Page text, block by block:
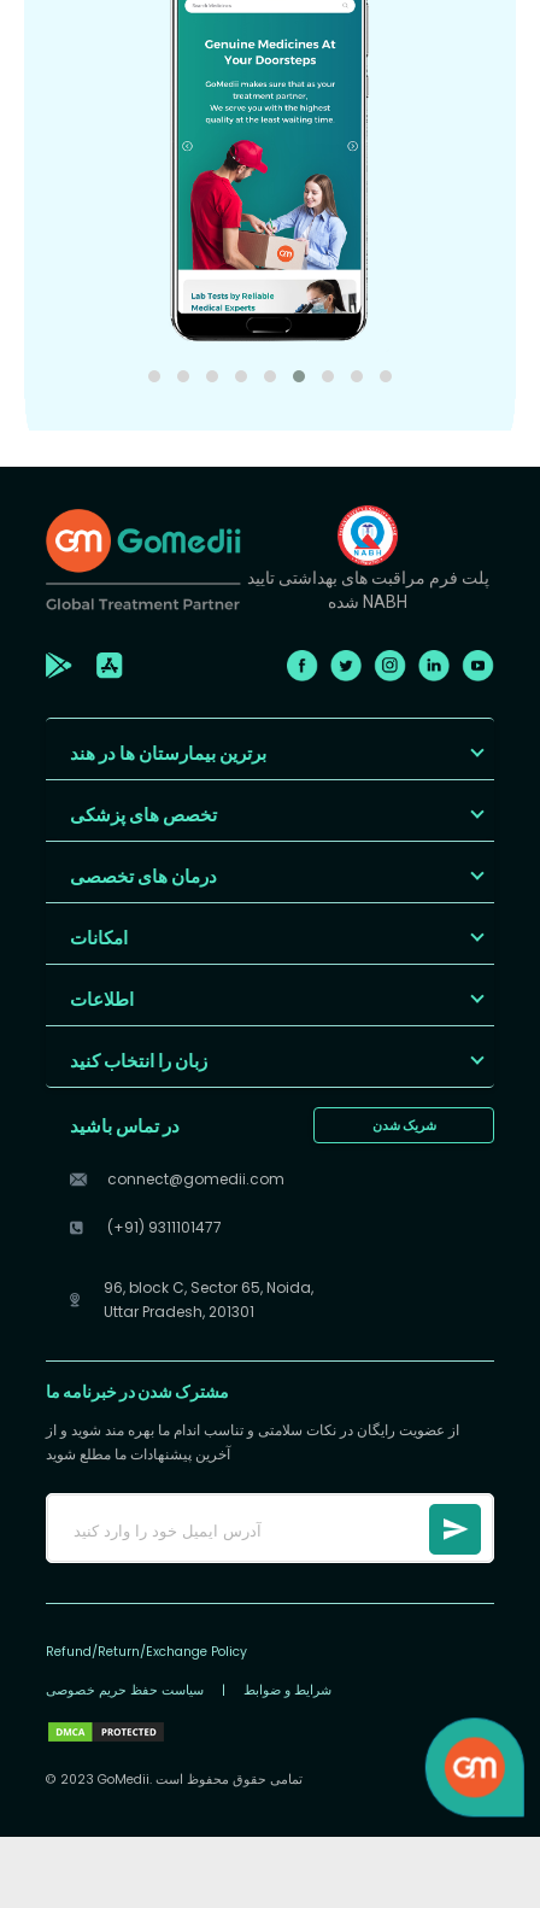
پلت فرم مراقبت های بهداشتی تایید
شده NABH
برترین بیمارستان ها در هند
تخصص های پزشکی
درمان های تخصصی
امکانات
اطلاعات
زبان را انتخاب کنید
شریک شدن در تماس باشید
connect@gomedii.com
(+91) 9311101477
96, block C, Sector 65, Noida,
Uttar Pradesh, 201301
مشترک شدن در خبرنامه ما
از عضویت رایگان در نکات سلامتی و تناسب اندام ما بهره مند شوید و از
آخرین پیشنهادات ما مطلع شوید
Refund/Return/Exchange Policy
سیاست حفظ حریم خصوصی | شرایط و ضوابط
© 2023 GoMedii. تمامی حقوق محفوظ است